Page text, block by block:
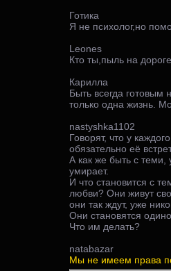
Готика
Я не психолог,но
Leones
Кто ты,пыль на
Карилла
Быть всегда готовым
только одна жизнь.
nastyshka1102
Говорят, что у
обязательно её
А как же быть с теми,
умирает.
И что становится с
любви? Они живут
они так ждут, уже
Они становятся
Что им делать?
natabazar
Мы не имеем права